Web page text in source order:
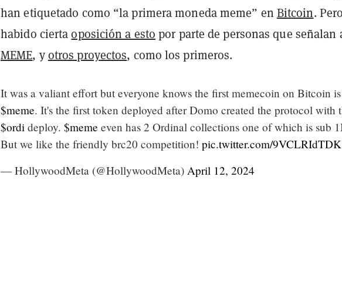
han etiquetado como “la primera moneda meme” en Bitcoin.
habido ciertaoposición a esto por parte de personas que señalan
MEME, yotros proyectos, como los primeros.
It was a valiant effort but everyone knows the first memecoin on Bitcoin is
$meme. It's the first token deployed after Domo created the protocol with
$ordi deploy. $meme even has 2 Ordinal collections one of which is sub
But we like the friendly brc20 competition! pic.twitter.com/9VCLRIdTDK
— HollywoodMeta (@HollywoodMeta) April 12, 2024